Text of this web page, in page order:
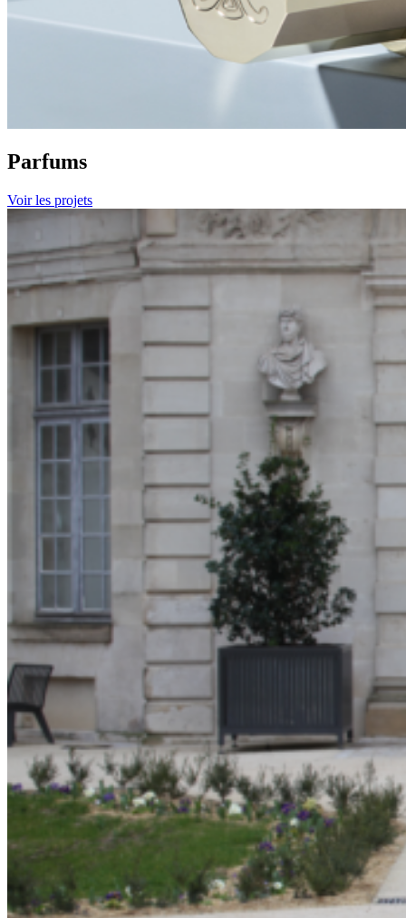
Parfums
Voir les projets